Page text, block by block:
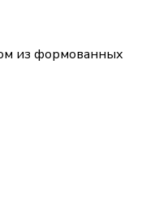
из формованных